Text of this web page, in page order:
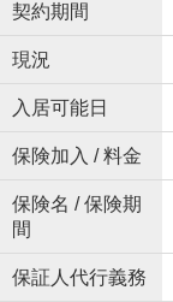
契約期間
現況
入居可能日
保険加入 / 料金
保険名 / 保険期
間
保証人代行義務